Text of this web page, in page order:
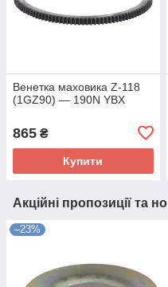
Венетка маховика Z-118
(1GZ90) — 190N YBX
865 ₴
Купити
Акційні пропозиції та
–23%